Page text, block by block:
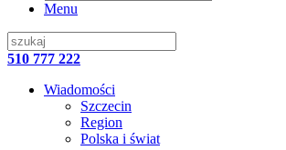
Menu
510 777 222
Wiadomości
Szczecin
Region
Polska i świat